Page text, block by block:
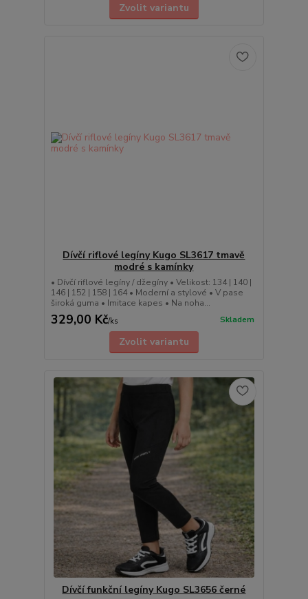
Zvolit variantu
Dívčí riflové legíny Kugo SL3617 tmavě
modré s kamínky
• Dívčí riflové legíny / džegíny • Velikost: 134 | 140 |
146 | 152 | 158 | 164 • Moderní a stylové • V pase
široká guma • Imitace kapes • Na noha...
329,00 Kč/ks Skladem
Zvolit variantu
Dívčí funkční legíny Kugo SL3656 černé